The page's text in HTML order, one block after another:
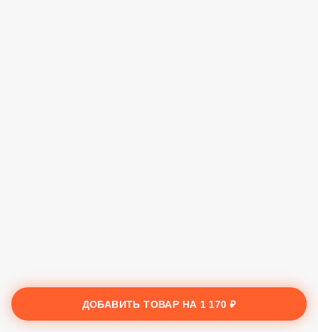
ДОБАВИТЬ ТОВАР НА 1 170 ₽